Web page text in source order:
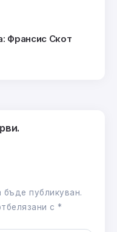
Франсис Скот
публикуван.
с *